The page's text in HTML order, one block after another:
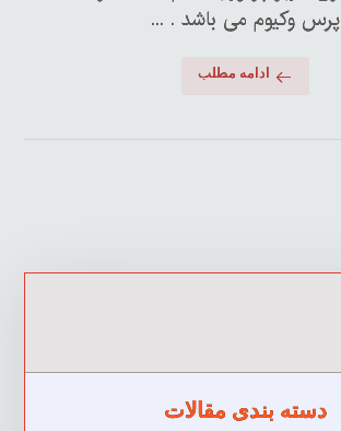
پرس وکیوم می باشد . ...
ادامه مطلب
دسته بندی مقالات